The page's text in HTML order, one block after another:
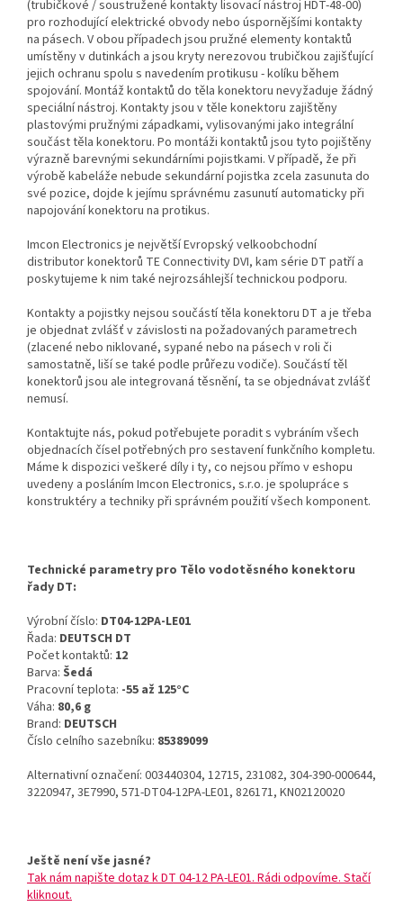
(trubičkové / soustružené kontakty lisovací nástroj HDT-48-00)
pro rozhodující elektrické obvody nebo úspornějšími kontakty
na pásech. V obou případech jsou pružné elementy kontaktů
umístěny v dutinkách a jsou kryty nerezovou trubičkou zajišťující
jejich ochranu spolu s navedením protikusu - kolíku během
spojování. Montáž kontaktů do těla konektoru nevyžaduje žádný
speciální nástroj. Kontakty jsou v těle konektoru zajištěny
plastovými pružnými západkami, vylisovanými jako integrální
součást těla konektoru. Po montáži kontaktů jsou tyto pojištěny
výrazně barevnými sekundárními pojistkami. V případě, že při
výrobě kabeláže nebude sekundární pojistka zcela zasunuta do
své pozice, dojde k jejímu správnému zasunutí automaticky při
napojování konektoru na protikus.
Imcon Electronics je největší Evropský velkoobchodní
distributor konektorů TE Connectivity DVI, kam série DT patří a
poskytujeme k nim také nejrozsáhlejší technickou podporu.
Kontakty a pojistky nejsou součástí těla konektoru DT a je třeba
je objednat zvlášť v závislosti na požadovaných parametrech
(zlacené nebo niklované, sypané nebo na pásech v roli či
samostatně, liší se také podle průřezu vodiče). Součástí těl
konektorů jsou ale integrovaná těsnění, ta se objednávat zvlášť
nemusí.
Kontaktujte nás, pokud potřebujete poradit s vybráním všech
objednacích čísel potřebných pro sestavení funkčního kompletu.
Máme k dispozici veškeré díly i ty, co nejsou přímo v eshopu
uvedeny a posláním Imcon Electronics, s.r.o. je spolupráce s
konstruktéry a techniky při správném použití všech komponent.
Technické parametry pro Tělo vodotěsného konektoru
řady DT:
Výrobní číslo: DT04-12PA-LE01
Řada: DEUTSCH DT
Počet kontaktů: 12
Barva: Šedá
Pracovní teplota: -55 až 125°C
Váha: 80,6 g
Brand: DEUTSCH
Číslo celního sazebníku: 85389099
Alternativní označení: 003440304, 12715, 231082, 304-390-000644,
3220947, 3E7990, 571-DT04-12PA-LE01, 826171, KN02120020
Ještě není vše jasné?
Tak nám napište dotaz k DT 04-12 PA-LE01. Rádi odpovíme. Stačí
kliknout.